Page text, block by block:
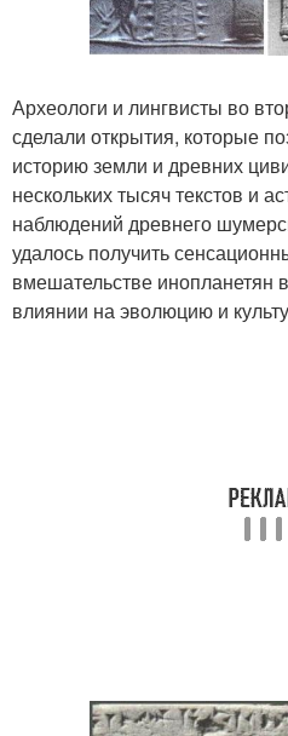
Археологи и лингвисты во
сделали открытия, которые
историю земли и древних
нескольких тысяч текстов и
наблюдений древнего
удалось получить
вмешательстве инопланетян
влиянии на эволюцию и